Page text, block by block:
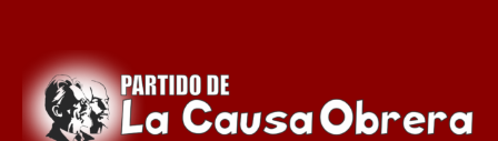
contenido